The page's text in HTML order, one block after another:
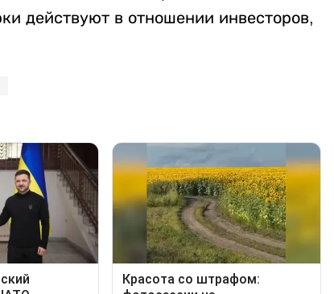
действуют в отношении инвесторов,